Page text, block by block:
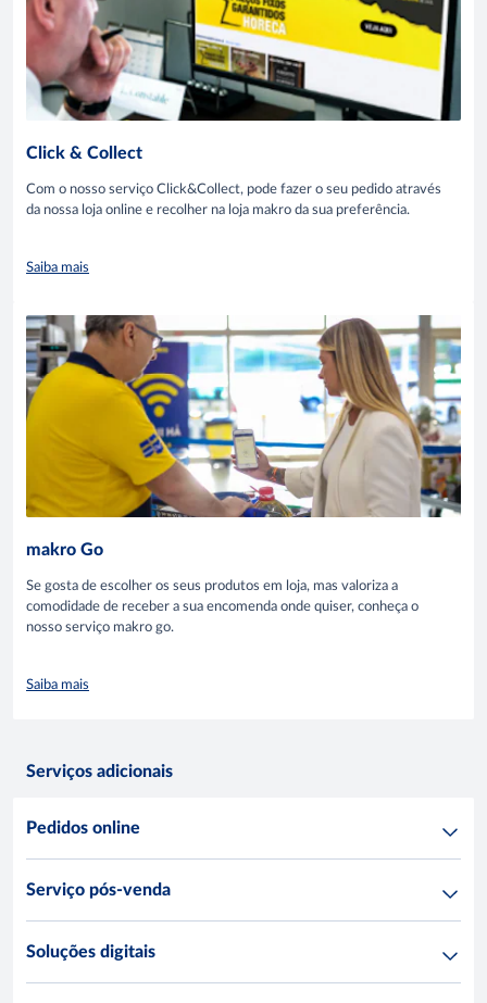
Click & Collect
Com o nosso serviço Click&Collect, pode fazer o seu pedido através
da nossa loja online e recolher na loja makro da sua preferência.
Saiba mais
makro Go
Se gosta de escolher os seus produtos em loja, mas valoriza a
comodidade de receber a sua encomenda onde quiser, conheça o
nosso serviço makro go.
Saiba mais
Serviços adicionais
Pedidos online
Serviço pós-venda
Soluções digitais